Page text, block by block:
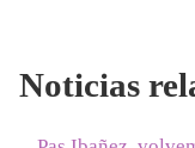
Noticias